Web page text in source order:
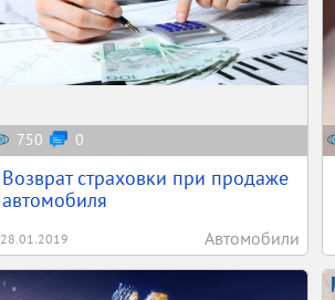
750 0
Возврат страховки при продаже
автомобиля
28.01.2019 Автомобили